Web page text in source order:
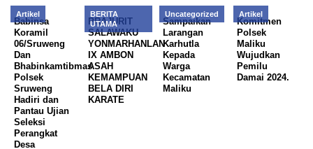
Artikel
Babinsa
Koramil
06/Sruweng
Dan
Bhabinkamtibmas
Polsek
Sruweng
Hadiri dan
Pantau Ujian
Seleksi
Perangkat
Desa
BERITA
UTAMA
PRAJURIT
SALAWAKU
YONMARHANLAN
IX AMBON
ASAH
KEMAMPUAN
BELA DIRI
KARATE
Uncategorized
Sampaikan
Larangan
Karhutla
Kepada
Warga
Kecamatan
Maliku
Artikel
Komitmen
Polsek
Maliku
Wujudkan
Pemilu
Damai 2024.